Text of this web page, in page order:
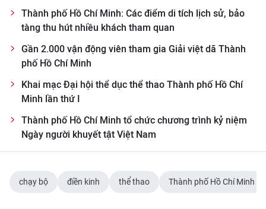
Thành phố Hồ Chí Minh: Các điểm di tích lịch sử, bảo
tàng thu hút nhiều khách tham quan
Gần 2.000 vận động viên tham gia Giải việt dã Thành
phố Hồ Chí Minh
Khai mạc Đại hội thể dục thể thao Thành phố Hồ Chí
Minh lần thứ I
Thành phố Hồ Chí Minh tổ chức chương trình kỷ niệm
Ngày người khuyết tật Việt Nam
chạy bộ điền kinh thể thao Thành phố Hồ Chí Minh